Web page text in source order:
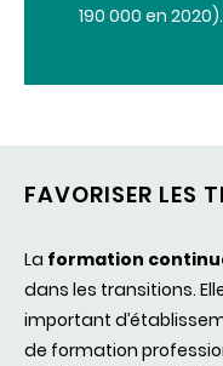
190 000 en 2020).
FAVORISER LES
La formation
dans les transitions.
important
de formation